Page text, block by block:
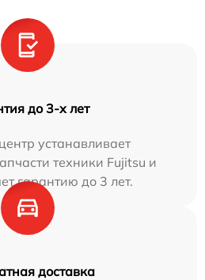
до 3-х лет
устанавливает
техники Fujitsu и
гарантию до 3 лет.
доставка